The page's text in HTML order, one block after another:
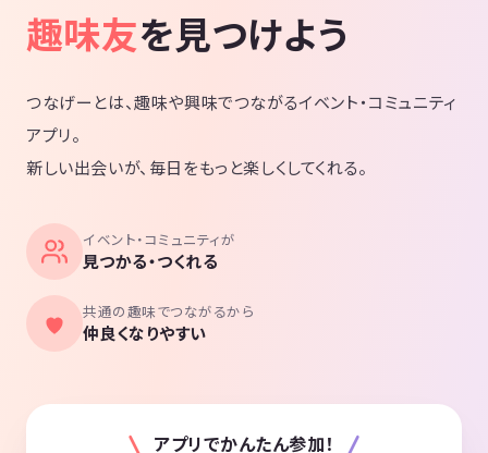
趣味友を見つけよう
つなげーとは、趣味や興味でつながるイベント・コミュニティ
アプリ。
新しい出会いが、毎日をもっと楽しくしてくれる。
イベント・コミュニティが
見つかる・つくれる
共通の趣味でつながるから
仲良くなりやすい
アプリでかんたん参加！